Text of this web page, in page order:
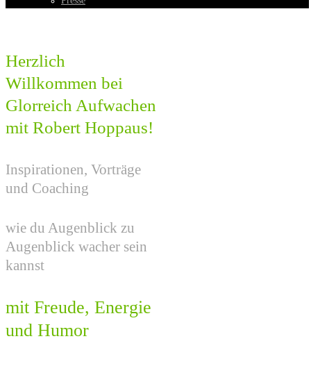
Herzlich
Willkommen bei
Glorreich Aufwachen
mit Robert Hoppaus!
Inspira​​tionen, Vorträge
und Coaching
wie du Augenblick zu
Augenblick wacher sein
kannst
mit Freude, Energie
und Humor